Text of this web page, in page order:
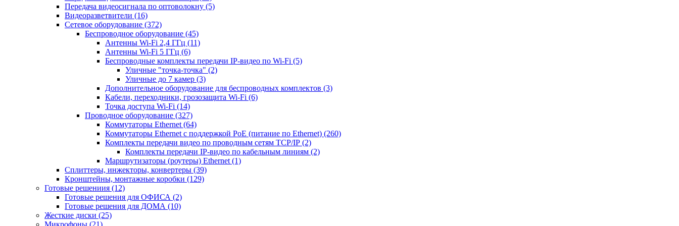
Передача видеосигнала по оптоволокну (5)
Видеоразветвители (16)
Сетевое оборудование (372)
Беспроводное оборудование (45)
Антенны Wi-Fi 2,4 ГГц (11)
Антенны Wi-Fi 5 ГГц (6)
Беспроводные комплекты передачи IP-видео по Wi-Fi (5)
Уличные "точка-точка" (2)
Уличные до 7 камер (3)
Дополнительное оборудование для беспроводных комплектов (3)
Кабели, переходники, грозозащита Wi-Fi (6)
Точка доступа Wi-Fi (14)
Проводное оборудование (327)
Коммутаторы Ethernet (64)
Коммутаторы Ethernet с поддержкой PoE (питание по Ethernet) (260)
Комплекты передачи видео по проводным сетям TCP/IP (2)
Комплекты передачи IP-видео по кабельным линиям (2)
Маршрутизаторы (роутеры) Ethernet (1)
Сплиттеры, инжекторы, конвертеры (39)
Кронштейны, монтажные коробки (129)
Готовые решениия (12)
Готовые решения для ОФИСА (2)
Готовые решения для ДОМА (10)
Жесткие диски (25)
Микрофоны (21)